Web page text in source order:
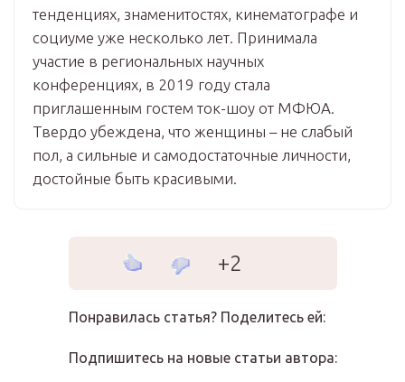
тенденциях, знаменитостях, кинематографе и
социуме уже несколько лет. Принимала
участие в региональных научных
конференциях, в 2019 году стала
приглашенным гостем ток-шоу от МФЮА.
Твердо убеждена, что женщины – не слабый
пол, а сильные и самодостаточные личности,
достойные быть красивыми.
+2
Понравилась статья? Поделитесь ей:
Подпишитесь на новые статьи автора: